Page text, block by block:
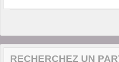
RECHERCHEZ UN